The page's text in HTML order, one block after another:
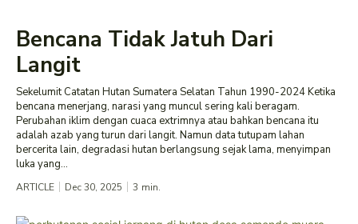
Bencana Tidak Jatuh Dari
Langit
Sekelumit Catatan Hutan Sumatera Selatan Tahun 1990-2024 Ketika
bencana menerjang, narasi yang muncul sering kali beragam.
Perubahan iklim dengan cuaca extrimnya atau bahkan bencana itu
adalah azab yang turun dari langit. Namun data tutupam lahan
bercerita lain, degradasi hutan berlangsung sejak lama, menyimpan
luka yang...
ARTICLE Dec 30, 2025 3 min.